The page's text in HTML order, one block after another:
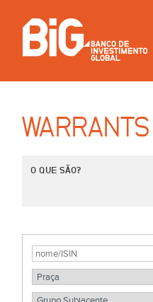
O QUE SÃO?